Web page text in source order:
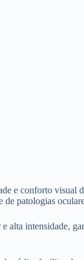
e conforto visual
de patologias
alta intensidade,